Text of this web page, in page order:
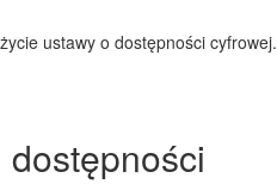
ustawy o dostępności cyfrowej.